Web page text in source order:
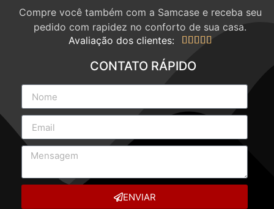
Compre você também com a Samcase e receba seu
pedido com rapidez no conforto de sua casa.
Avaliação dos clientes:
    
CONTATO RÁPIDO
ENVIAR